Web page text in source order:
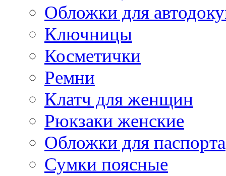
Обложки для
Ключницы
Косметички
Ремни
Клатч для женщин
Рюкзаки женские
Обложки для паспорта
Сумки поясные